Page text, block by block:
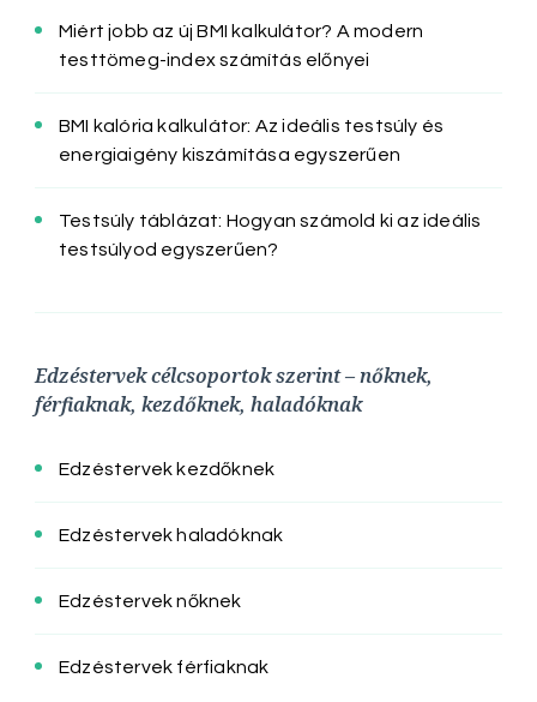
Miért jobb az új BMI kalkulátor? A modern
testtömeg-index számítás előnyei
BMI kalória kalkulátor: Az ideális testsúly és
energiaigény kiszámítása egyszerűen
Testsúly táblázat: Hogyan számold ki az ideális
testsúlyod egyszerűen?
Edzéstervek célcsoportok szerint – nőknek,
férfiaknak, kezdőknek, haladóknak
Edzéstervek kezdőknek
Edzéstervek haladóknak
Edzéstervek nőknek
Edzéstervek férfiaknak